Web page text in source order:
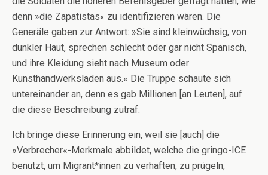
denn »die Zapatistas« zu identifizieren wären. Die
Generäle gaben zur Antwort: »Sie sind kleinwüchsig, von
dunkler Haut, sprechen schlecht oder gar nicht Spanisch,
und ihre Kleidung sieht nach Museum oder
Kunsthandwerksladen aus.« Die Truppe schaute sich
untereinander an, denn es gab Millionen [an Leuten], auf
die diese Beschreibung zutraf.
Ich bringe diese Erinnerung ein, weil sie [auch] die
»Verbrecher«-Merkmale abbildet, welche die gringo-ICE
benutzt, um Migrant*innen zu verhaften, zu prügeln,